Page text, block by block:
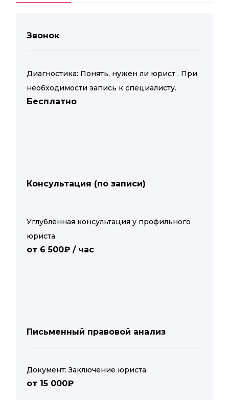
Звонок
Диагностика: Понять, нужен ли юрист . При
необходимости запись к специалисту.
Бесплатно
Консультация (по записи)
Углублённая консультация у профильного
юриста
от 6 500₽ / час
Письменный правовой анализ
Документ: Заключение юриста
от 15 000₽